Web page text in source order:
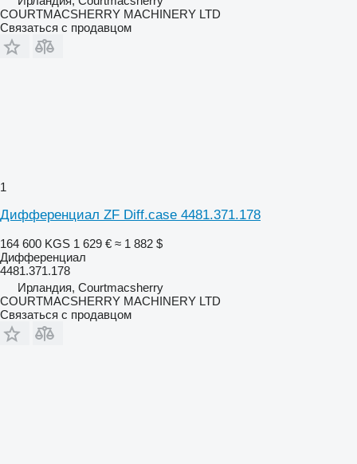
COURTMACSHERRY MACHINERY LTD
Связаться с продавцом
1
Дифференциал ZF Diff.case 4481.371.178
164 600 KGS 1 629 € ≈ 1 882 $
Дифференциал
4481.371.178
Ирландия, Courtmacsherry
COURTMACSHERRY MACHINERY LTD
Связаться с продавцом